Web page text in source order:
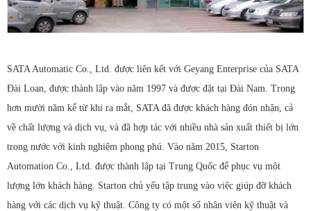
SATA Automatic Co., Ltd. được liên kết với Geyang Enterprise của SATA
Đài Loan, được thành lập vào năm 1997 và được đặt tại Đài Nam. Trong
hơn mười năm kể từ khi ra mắt, SATA đã được khách hàng đón nhận, cả
về chất lượng và dịch vụ, và đã hợp tác với nhiều nhà sản xuất thiết bị lớn
trong nước với kinh nghiệm phong phú. Vào năm 2015, Starton
Automation Co., Ltd. được thành lập tại Trung Quốc để phục vụ một
lượng lớn khách hàng. Starton chủ yếu tập trung vào việc giúp đỡ khách
hàng với các dịch vụ kỹ thuật. Công ty có một số nhân viên kỹ thuật và